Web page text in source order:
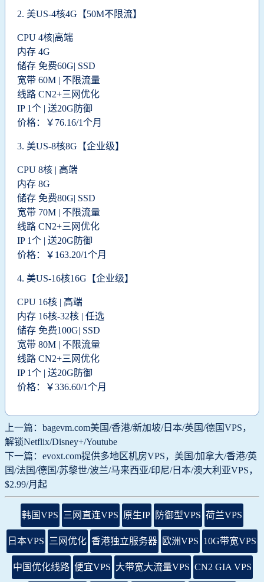
2. 美US-4核4G【50M不限流】
CPU 4核|高端
内存 4G
储存 免费60G| SSD
宽带 60M | 不限流量
线路 CN2+三网优化
IP 1个 | 送20G防御
价格：￥76.16/1个月
3. 美US-8核8G【企业级】
CPU 8核 | 高端
内存 8G
储存 免费80G| SSD
宽带 70M | 不限流量
线路 CN2+三网优化
IP 1个 | 送20G防御
价格：￥163.20/1个月
4. 美US-16核16G【企业级】
CPU 16核 | 高端
内存 16核-32核 | 任选
储存 免费100G| SSD
宽带 80M | 不限流量
线路 CN2+三网优化
IP 1个 | 送20G防御
价格：￥336.60/1个月
上一篇：bagevm.com美国/香港/新加坡/日本/英国/德国VPS，
解锁Netflix/Disney+/Youtube
下一篇：evoxt.com提供多地区机房VPS，美国/加拿大/香港/英
国/法国/德国/苏黎世/波兰/马来西亚/印尼/日本/澳大利亚VPS，
$2.99/月起
韩国VPS 三网直连VPS 原生IP 防御型VPS 荷兰VPS
日本VPS 三网优化 香港独立服务器 欧洲VPS 10G带宽VPS
中国优化线路 便宜VPS 大带宽大流量VPS CN2 GIA VPS